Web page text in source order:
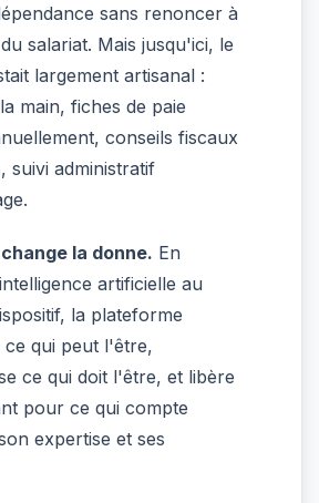
sans renoncer à
salariat. Mais jusqu'ici, le
largement artisanal :
main, fiches de paie
conseils fiscaux
suivi administratif
la donne. En
artificielle au
la plateforme
ce qui peut l'être,
ce qui doit l'être, et libère
pour ce qui compte
expertise et ses